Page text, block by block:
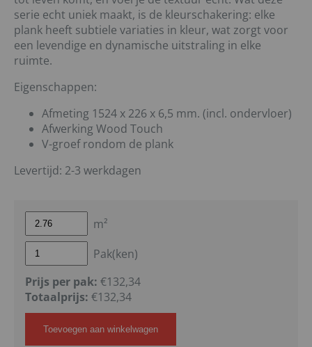
serie echt uniek maakt, is de kleurschakering: elke
plank heeft subtiele variaties in kleur, wat zorgt voor
een levendige en dynamische uitstraling in elke
ruimte.
Eigenschappen:
Afmeting 1524 x 226 x 6,5 mm. (incl. ondervloer)
Afwerking Wood Touch
V-groef rondom de plank
Levertijd: 2-3 werkdagen
m²
Pak(ken)
Prijs per pak: €132,34
Totaalprijs: €132,34
Toevoegen aan winkelwagen